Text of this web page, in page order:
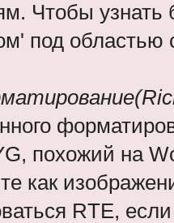
Чтобы узнать
под областью
похожий на
как
RTE,